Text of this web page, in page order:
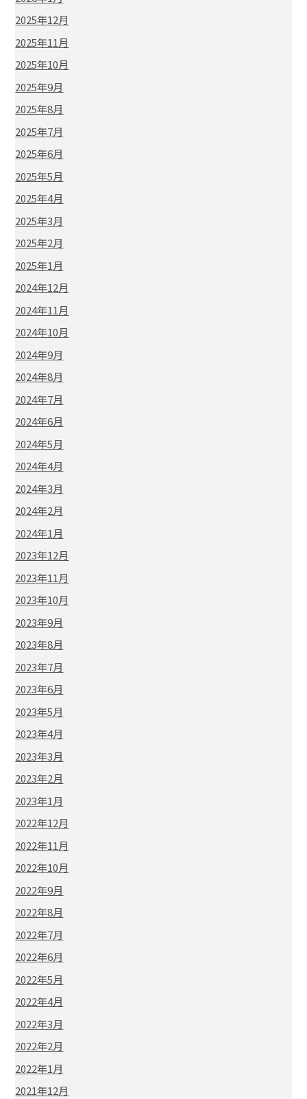
2025年12月
2025年11月
2025年10月
2025年9月
2025年8月
2025年7月
2025年6月
2025年5月
2025年4月
2025年3月
2025年2月
2025年1月
2024年12月
2024年11月
2024年10月
2024年9月
2024年8月
2024年7月
2024年6月
2024年5月
2024年4月
2024年3月
2024年2月
2024年1月
2023年12月
2023年11月
2023年10月
2023年9月
2023年8月
2023年7月
2023年6月
2023年5月
2023年4月
2023年3月
2023年2月
2023年1月
2022年12月
2022年11月
2022年10月
2022年9月
2022年8月
2022年7月
2022年6月
2022年5月
2022年4月
2022年3月
2022年2月
2022年1月
2021年12月